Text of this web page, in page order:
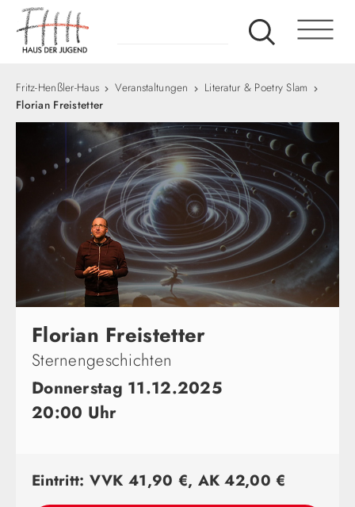
Fritz-Henßler-Haus Veranstaltungen
Literatur & Poetry Slam
Florian Freistetter
Florian Freistetter
Sternengeschichten
Donnerstag 11.12.2025
20:00 Uhr
Eintritt: VVK 41,90 €, AK 42,00 €